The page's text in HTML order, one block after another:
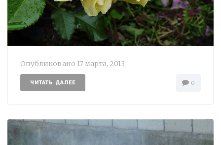
Опубликовано 17 марта, 2013
ЧИТАТЬ ДАЛЕЕ 0